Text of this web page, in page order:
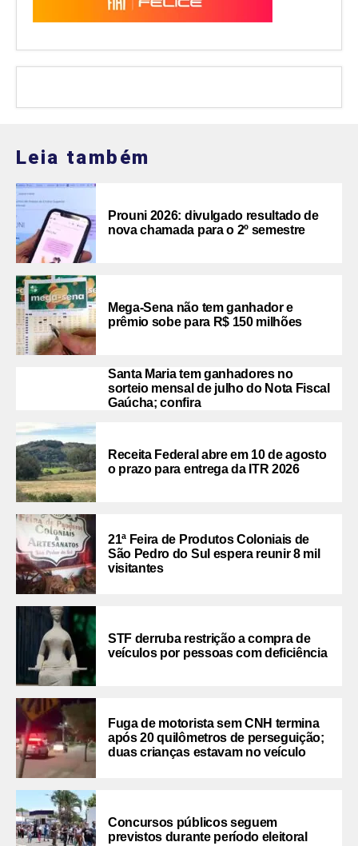
Leia também
Prouni 2026: divulgado resultado de
nova chamada para o 2º semestre
Mega-Sena não tem ganhador e
prêmio sobe para R$ 150 milhões
Santa Maria tem ganhadores no
sorteio mensal de julho do Nota Fiscal
Gaúcha; confira
Receita Federal abre em 10 de agosto
o prazo para entrega da ITR 2026
21ª Feira de Produtos Coloniais de
São Pedro do Sul espera reunir 8 mil
visitantes
STF derruba restrição a compra de
veículos por pessoas com deficiência
Fuga de motorista sem CNH termina
após 20 quilômetros de perseguição;
duas crianças estavam no veículo
Concursos públicos seguem
previstos durante período eleitoral